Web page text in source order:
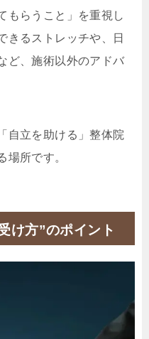
もらうこと」を重視し
きるストレッチや、日
ど、施術以外のアドバ
自立を助ける」整体院
場所です。
け方”のポイント